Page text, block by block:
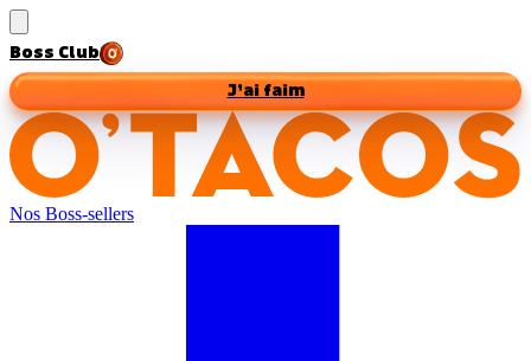
Boss Club
J’ai faim
Nos Boss-sellers